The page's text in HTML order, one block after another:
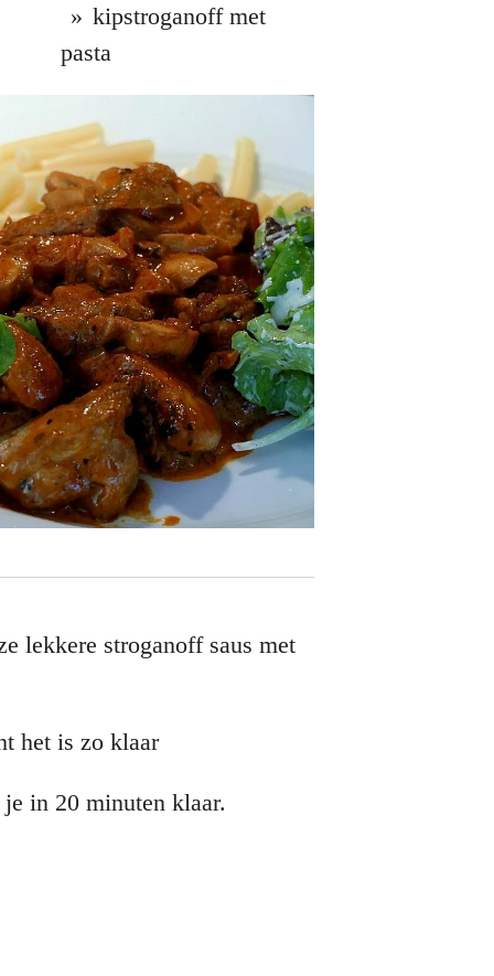
» kipstroganoff met
pasta
lekkere stroganoff saus met
het is zo klaar
in 20 minuten klaar.